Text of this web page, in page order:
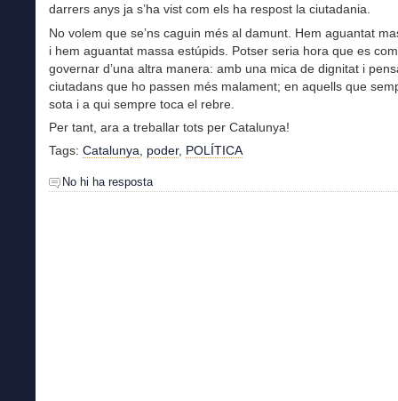
darrers anys ja s’ha vist com els ha respost la ciutadania.
No volem que se’ns caguin més al damunt. Hem aguantat
i hem aguantat massa estúpids. Potser seria hora que es
governar d’una altra manera: amb una mica de dignitat i
ciutadans que ho passen més malament; en aquells que
sota i a qui sempre toca el rebre.
Per tant, ara a treballar tots per Catalunya!
Tags: Catalunya poder, POLÍTICA
No hi ha resposta